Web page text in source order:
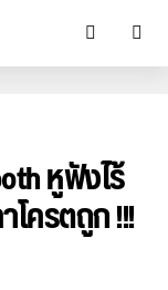
หูฟังไร้
ครตถูก !!!